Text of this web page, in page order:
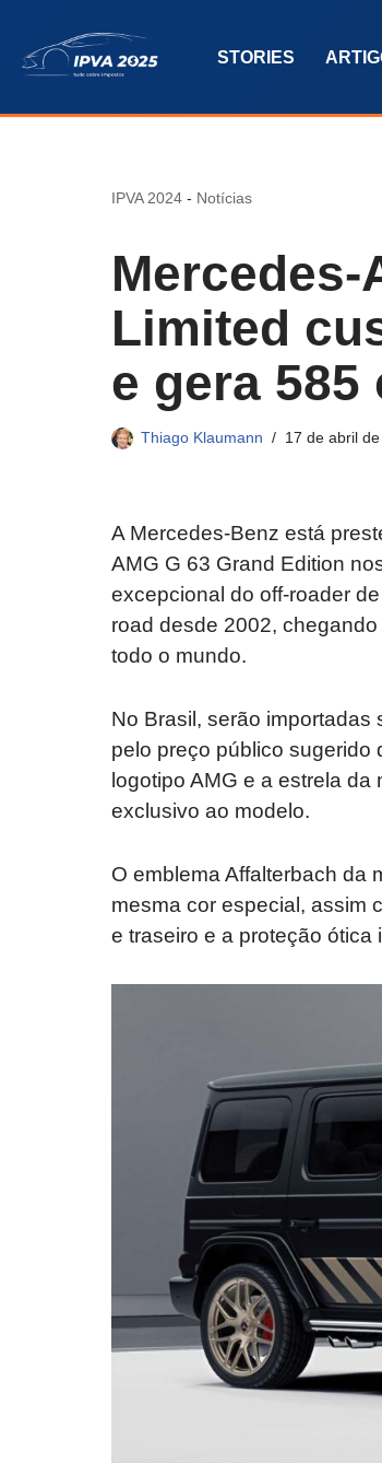
Pular
o
STORIES
IPVA 2024 - Notícias
Mercedes-
Limited
e gera 585
Thiago Klaumann 17 de abril
A Mercedes-Benz está
AMG G 63 Grand Edition
excepcional do off-roader
road desde 2002,
todo o mundo.
No Brasil, serão
pelo preço público sugerido
logotipo AMG e a estrela
exclusivo ao modelo.
O emblema Affalterbach da
mesma cor especial, assim
e traseiro e a proteção